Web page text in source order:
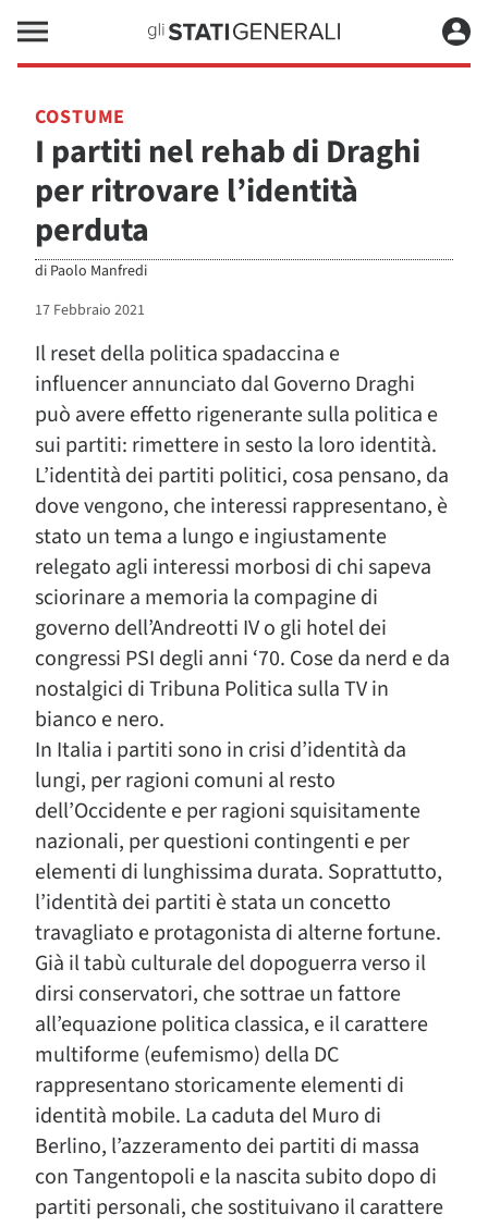
COSTUME
I partiti nel rehab di Draghi
per ritrovare l’identità
perduta
di Paolo Manfredi
17 Febbraio 2021
Il reset della politica spadaccina e
influencer annunciato dal Governo Draghi
può avere effetto rigenerante sulla politica e
sui partiti: rimettere in sesto la loro identità.
L’identità dei partiti politici, cosa pensano, da
dove vengono, che interessi rappresentano, è
stato un tema a lungo e ingiustamente
relegato agli interessi morbosi di chi sapeva
sciorinare a memoria la compagine di
governo dell’Andreotti IV o gli hotel dei
congressi PSI degli anni ‘70. Cose da nerd e da
nostalgici di Tribuna Politica sulla TV in
bianco e nero.
In Italia i partiti sono in crisi d’identità da
lungi, per ragioni comuni al resto
dell’Occidente e per ragioni squisitamente
nazionali, per questioni contingenti e per
elementi di lunghissima durata. Soprattutto,
l’identità dei partiti è stata un concetto
travagliato e protagonista di alterne fortune.
Già il tabù culturale del dopoguerra verso il
dirsi conservatori, che sottrae un fattore
all’equazione politica classica, e il carattere
multiforme (eufemismo) della DC
rappresentano storicamente elementi di
identità mobile. La caduta del Muro di
Berlino, l’azzeramento dei partiti di massa
con Tangentopoli e la nascita subito dopo di
partiti personali, che sostituivano il carattere